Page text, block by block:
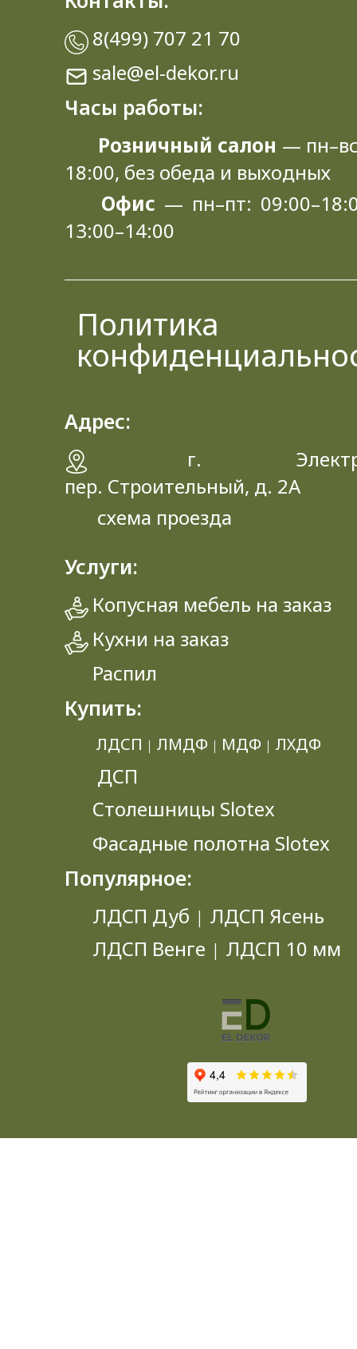
8(499) 707 21 70
sale@el-dekor.ru
Часы работы:
Розничный салон —
18:00, без обеда и выходных
Офис — пн–пт:
13:00–14:00
Политика
Адрес:
г.
пер. Строительный, д. 2A
схема проезда
Услуги:
Копусная мебель на заказ
Кухни на заказ
Распил
Купить:
ЛДСП | ЛМДФ | МДФ | ЛХДФ
ДСП
Столешницы Slotex
Фасадные полотна Slotex
Популярное:
ЛДСП Дуб | ЛДСП Ясень
ЛДСП Венге | ЛДСП 10 мм